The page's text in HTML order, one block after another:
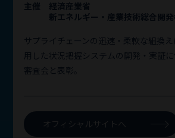
主催
経済産業省
新エネルギー・産業技術総合開発
サプライチェーンの迅速・柔軟な組換
用した状況把握システムの開発・実証
審査会と表彰。
オフィシャルサイトへ